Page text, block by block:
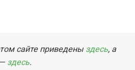
сайте приведены здесь, а
здесь.